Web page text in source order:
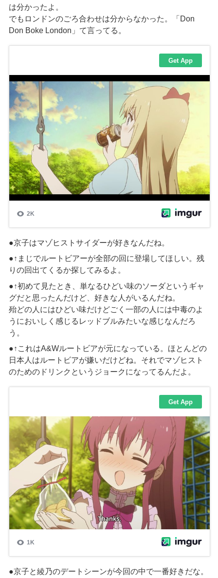
は分かったよ。
でもロンドンのごろ合わせは分からなかった。「Don
Don Boke London」て言ってる。
●京子はマゾヒストサイダーが好き なんだね。
●↑まじでルートビアーが全部の回に登場してほしい。残
りの回 出てくるか探してみるよ。
●↑初めて見たとき、単なるひどい味のソーダというギャ
グだと思ったんだけど、好きな人がいるんだね。
殆どの人にはひどい味だけどごく一部の人には中毒のよ
うにおいしく感じるレッドブルみたいな感じなんだろ
う。
●↑これはA&Wルートビアが元になっている。ほとんどの
日本人はルートビアが嫌いだけどね。それでマゾヒスト
のためのドリンクというジョークになってるんだよ。
●京子と綾乃のデートシーンが今回の中で一番好きだな。